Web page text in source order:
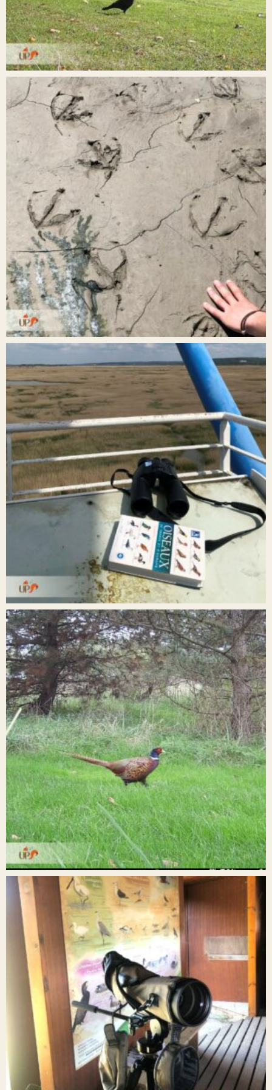
cibles). Entre le dérangement
occasionné auprès des individus
présents et le stress engendré
par la potentielle venue d’un
concurrent sur un territoire déjà
annexé ; le risque pour l’avifaune
présent est trop élevé par rapport
aux besoins de l’inventaire.